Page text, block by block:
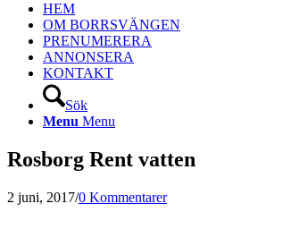
HEM
OM BORRSVÄNGEN
PRENUMERERA
ANNONSERA
KONTAKT
Sök
Menu Menu
Rosborg Rent vatten
2 juni, 2017/0 Kommentarer